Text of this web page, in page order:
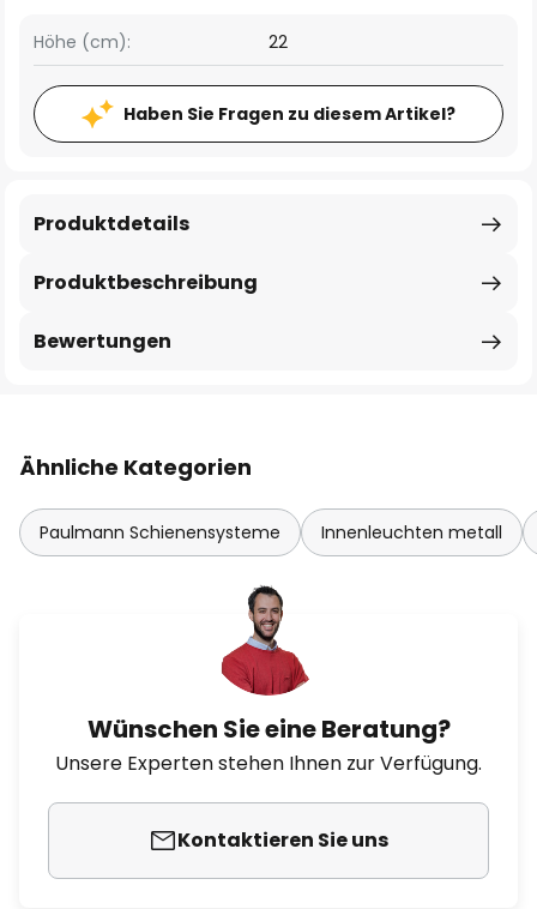
Höhe (cm): 22
Haben Sie Fragen zu diesem Artikel?
Produktbeschreibung
Produktdetails
Bewertungen
Ähnliche Kategorien
Paulmann Schienensysteme Innenleuchten metall
Wünschen Sie eine Beratung?
Unsere Experten stehen Ihnen zur Verfügung.
Kontaktieren Sie uns